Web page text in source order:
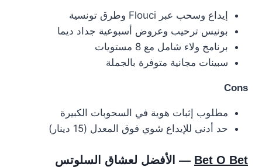
إيداع وسحب عبر Flouci وطرق تونسية
بونيس ترحيب وعروض أسبوعية جداد ديما
برنامج ولاء شامل مع 8 مستويات
سبينات مجانية متوفرة بالجملة
Cons
مطلوب إثبات هوية في السحوبات الكبيرة
حد أدنى للإيداع شوي فوق المعدل (15 دينار)
Bet O Bet — الأفضل لعشاق السلوتس